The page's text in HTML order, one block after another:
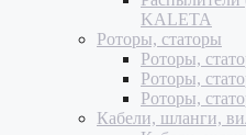
KALETA
Роторы, статоры
Роторы,
Роторы,
Роторы,
Кабели, шланги,